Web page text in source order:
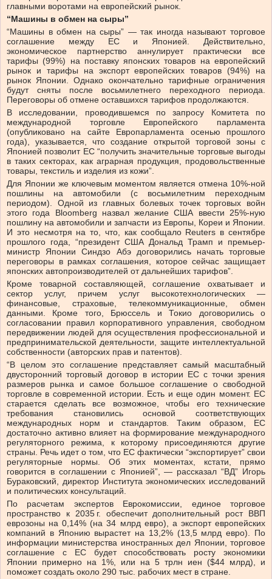
главными воротами на европейский рынок.
“Машины в обмен на сыры”
“Машины в обмен на сыры” — так иногда называют торговое
соглашение между ЕС и Японией. Действительно,
экономическое партнерство аннулирует практически все
тарифы (99%) на поставку японских товаров на европейский
рынок и тарифы на экспорт европейских товаров (94%) на
рынок Японии. Однако окончательно тарифные ограничения
будут сняты после восьмилетнего переходного периода.
Переговоры об отмене оставшихся тарифов продолжаются.
В исследовании, проводившемся по запросу Комитета по
международной торговле Европейского парламента
(опубликовано на сайте Европарламента осенью прошлого
года), указывается, что создание открытой торговой зоны с
Японией позволит ЕС “получить значительные торговые выгоды
в таких секторах, как аграрная продукция, продовольственные
товары, текстиль и изделия из кожи”.
Для Японии же ключевым моментом является отмена 10%-ной
пошлины на автомобили (с восьмилетним переходным
периодом). Одной из главных болевых точек торговых войн
этого года Bloomberg назвал желание США ввести 25%-ную
пошлину на автомобили и запчасти из Европы, Кореи и Японии.
И это несмотря на то, что, как сообщало Reuters в сентябре
прошлого года, “президент США Дональд Трамп и премьер-
министр Японии Синдзо Абэ договорились начать торговые
переговоры в рамках соглашения, которое сейчас защищает
японских автопроизводителей от дальнейших тарифов”.
Кроме товарной составляющей, соглашение охватывает и
сектор услуг, причем услуг высокотехнологических —
финансовые, страховые, телекоммуникационные, обмен
данными. Кроме того, Брюссель и Токио договорились о
согласовании правил корпоративного управления, свободном
передвижении людей для осуществления профессиональной и
предпринимательской деятельности, защите интеллектуальной
собственности (авторских прав и патентов).
“В целом это соглашение представляет самый масштабный
двусторонний торговый договор в истории ЕС с точки зрения
размеров рынка и самое большое соглашение о свободной
торговле в современной истории. Есть и еще один момент. ЕС
старается сделать все возможное, чтобы его технические
требования становились основой соответствующих
международных норм и стандартов. Таким образом, ЕС
достаточно активно влияет на формирование международного
регуляторного режима, к которому присоединяются другие
страны. Речь идет о том, что ЕС фактически “экспортирует” свои
регуляторные нормы. Об этих моментах, кстати, прямо
говорится в соглашении с Японией”, — рассказал “ВД” Игорь
Бураковский, директор Института экономических исследований
и политических консультаций.
По расчетам экспертов Еврокомиссии, единое торговое
пространство к 2035 г. обеспечит дополнительный рост ВВП
еврозоны на 0,14% (на 34 млрд евро), а экспорт европейских
компаний в Японию вырастет на 13,2% (13,5 млрд евро). По
информации министерства иностранных дел Японии, торговое
соглашение с ЕС будет способствовать росту экономики
Японии примерно на 1%, или на 5 трлн иен ($44 млрд), и
поможет создать около 290 тыс. рабочих мест в стране.